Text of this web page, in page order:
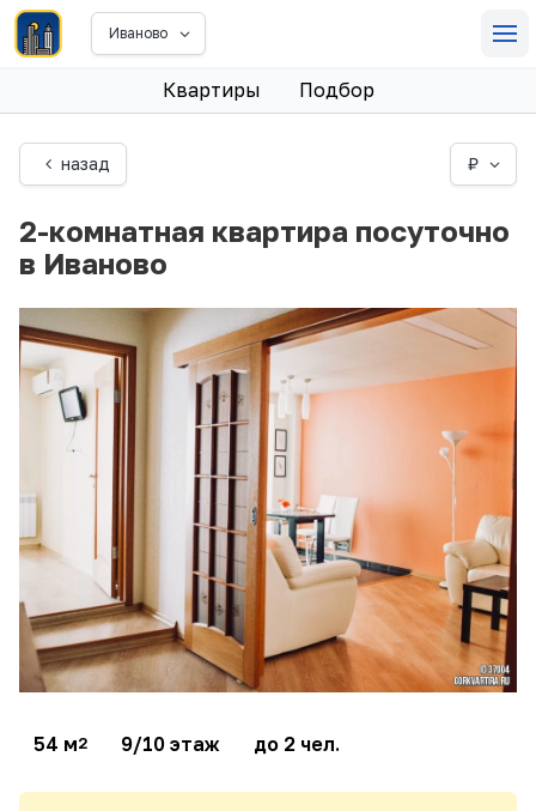
Иваново
Квартиры Подбор
назад ₽
2-комнатная квартира посуточно
в Иваново
54 м2 9/10 этаж до 2 чел.